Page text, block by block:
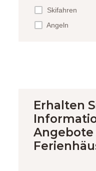
Skifahren
Angeln
Erhalten